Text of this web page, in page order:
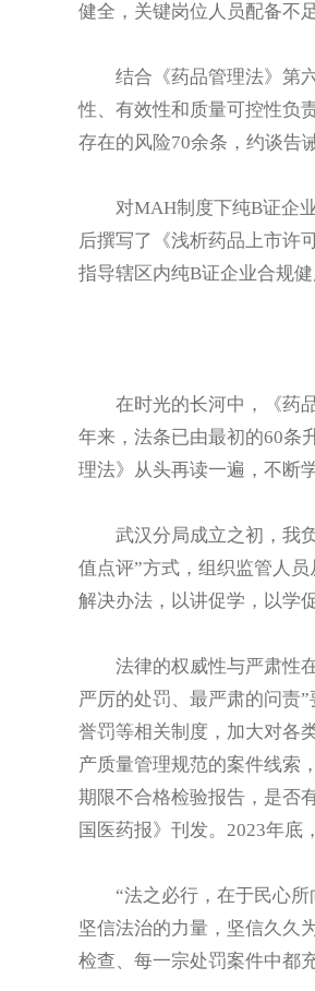
健全，关键岗位人员配备不
结合《药品管理法》第
性、有效性和质量可控性负
存在的风险70余条，约谈告
对MAH制度下纯B证企
后撰写了《浅析药品上市许
指导辖区内纯B证企业合规健
在时光的长河中，《药
年来，法条已由最初的60条
理法》从头再读一遍，不断
武汉分局成立之初，我
值点评”方式，组织监管人
解决办法，以讲促学，以学促
法律的权威性与严肃性
严厉的处罚、最严肃的问责
誉罚等相关制度，加大对各
产质量管理规范的案件线索
期限不合格检验报告，是否
国医药报》刊发。2023年底
“法之必行，在于民心
坚信法治的力量，坚信久久
检查、每一宗处罚案件中都